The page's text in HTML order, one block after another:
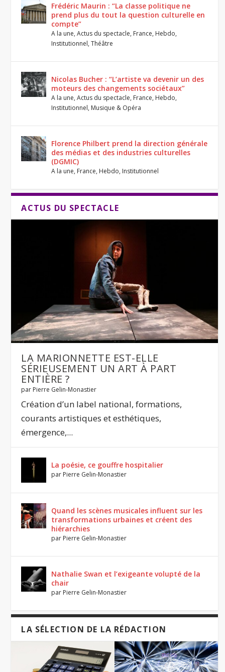
Frédéric Maurin : “La classe politique ne
prend plus du tout la question culturelle en
compte”
A la une,Actus du spectacle, France, Hebdo,
Institutionnel,Théâtre
Nicolas Bucher : “L’artiste va devenir un des
moteurs des changements sociétaux”
A la une,Actus du spectacle, France, Hebdo,
Institutionnel, Musique & Opéra
Florence Philbert prend la direction générale
des médias et des industries culturelles
(DGMIC)
A la une, France, Hebdo, Institutionnel
ACTUS DU SPECTACLE
LA MARIONNETTE EST-ELLE
SÉRIEUSEMENT UN ART À PART
ENTIÈRE ?
par Pierre Gelin-Monastier
Création d’un label national, formations,
courants artistiques et esthétiques,
émergence,...
La poésie, ce gouffre hospitalier
par Pierre Gelin-Monastier
Quand les scènes musicales influent sur les
transformations urbaines et créent des
hiérarchies
par Pierre Gelin-Monastier
Nathalie Swan et l’exigeante volupté de la
chair
par Pierre Gelin-Monastier
LA SÉLECTION DE LA RÉDACTION